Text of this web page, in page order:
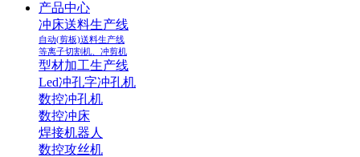
产品中心
冲床送料生产线
自动(剪板)送料生产线
等离子切割机、冲剪机
型材加工生产线
Led冲孔字冲孔机
数控冲孔机
数控冲床
焊接机器人
数控攻丝机